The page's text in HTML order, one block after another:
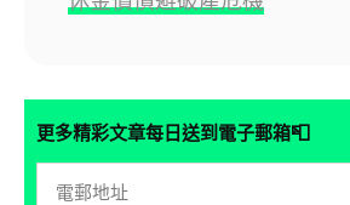
更多精彩文章每日送到電子郵箱📮